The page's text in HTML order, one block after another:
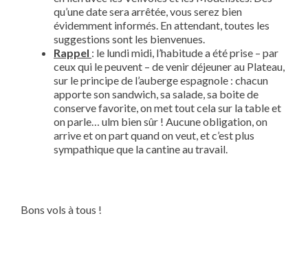
qu’une date sera arrêtée, vous serez bien
évidemment informés. En attendant, toutes les
suggestions sont les bienvenues.
Rappel : le lundi midi, l’habitude a été prise – par
ceux qui le peuvent – de venir déjeuner au Plateau,
sur le principe de l’auberge espagnole : chacun
apporte son sandwich, sa salade, sa boite de
conserve favorite, on met tout cela sur la table et
on parle… ulm bien sûr ! Aucune obligation, on
arrive et on part quand on veut, et c’est plus
sympathique que la cantine au travail.
Bons vols à tous !